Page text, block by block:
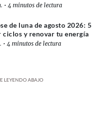
• 4 minutos de lectura
de luna de agosto 2026: 5
y renovar tu energía
• 4 minutos de lectura
LEYENDO ABAJO